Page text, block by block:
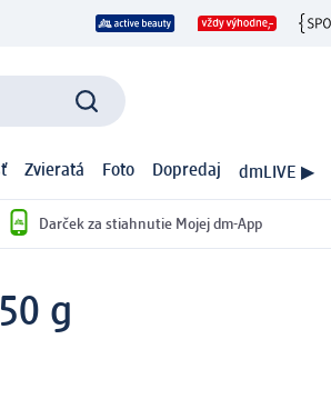
Zvieratá Foto Dopredaj dmLIVE ▶
Darček za stiahnutie Mojej dm-App
g